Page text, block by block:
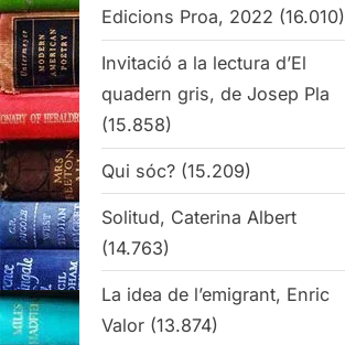
Edicions Proa, 2022 (16.010)
Invitació a la lectura d’El
quadern gris, de Josep Pla
(15.858)
Qui sóc? (15.209)
Solitud, Caterina Albert
(14.763)
La idea de l’emigrant, Enric
Valor (13.874)